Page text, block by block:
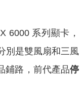
6000 系列顯卡，
別是雙風扇和三風
鋪路，前代產品停